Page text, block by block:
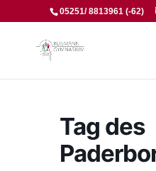
05251/ 8813961 (-62)
Tag des